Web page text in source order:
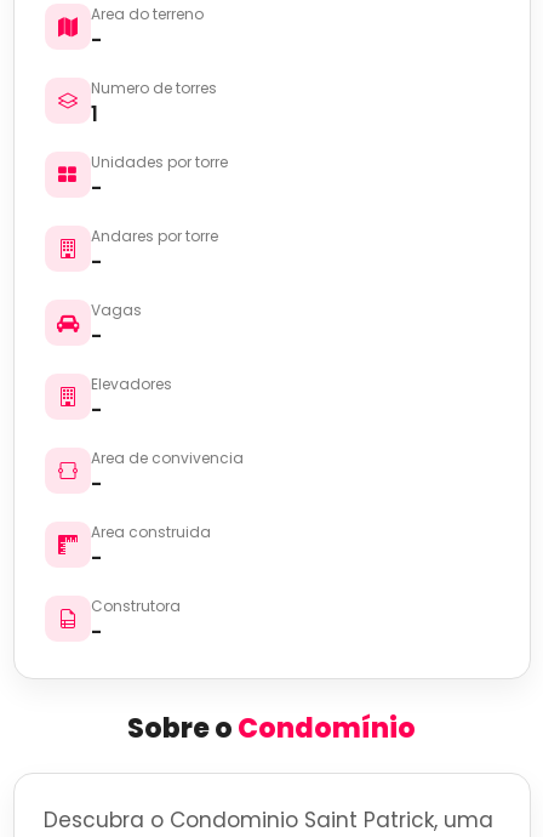
Area do terreno
-
Numero de torres
1
Unidades por torre
-
Andares por torre
-
Vagas
-
Elevadores
-
Area de convivencia
-
Area construida
-
Construtora
-
Sobre oCondomínio
Descubra o Condominio Saint Patrick, uma